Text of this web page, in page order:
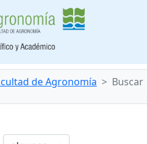
de Agronomía Buscar